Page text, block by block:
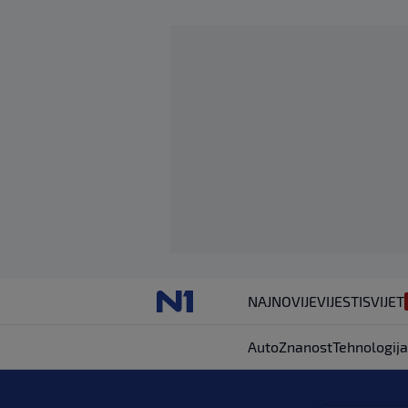
NAJNOVIJEVIJESTISVIJET
AutoZnanostTehnologija